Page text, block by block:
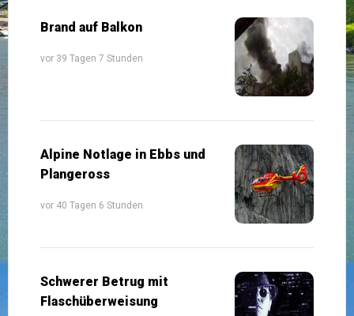
Brand auf Balkon
vor 39 Tagen 7 Stunden
Alpine Notlage in Ebbs und
Plangeross
vor 40 Tagen 6 Stunden
Schwerer Betrug mit
Flaschüberweisung